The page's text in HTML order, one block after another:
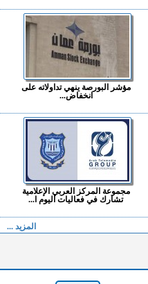
مؤشر البورصة ينهي تداولاته على
انخفاض...
مجموعة المركز العربي الإعلامية
تشارك في فعاليات اليوم ا...
المزيد ...